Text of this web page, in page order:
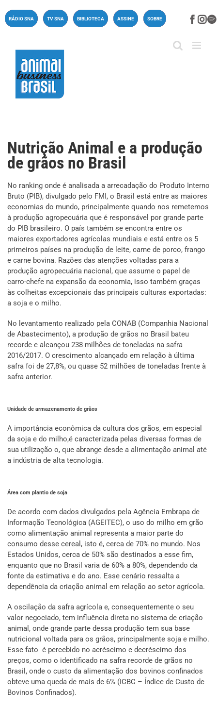
paraRÁDIO SNA TV SNA BIBLIOTECA ASSINE SOBRE
Nutrição Animal e a produção
de grãos no Brasil
No ranking onde é analisada a arrecadação do Produto Interno
Bruto (PIB), divulgado pelo FMI, o Brasil está entre as maiores
economias do mundo, principalmente quando nos remetemos
à produção agropecuária que é responsável por grande parte
do PIB brasileiro. O país também se encontra entre os
maiores exportadores agrícolas mundiais e está entre os 5
primeiros países na produção de leite, carne de porco, frango
e carne bovina. Razões das atenções voltadas para a
produção agropecuária nacional, que assume o papel de
carro-chefe na expansão da economia, isso também graças
às colheitas excepcionais das principais culturas exportadas:
a soja e o milho.
No levantamento realizado pela CONAB (Companhia Nacional
de Abastecimento), a produção de grãos no Brasil bateu
recorde e alcançou 238 milhões de toneladas na safra
2016/2017. O crescimento alcançado em relação à última
safra foi de 27,8%, ou quase 52 milhões de toneladas frente à
safra anterior.
Unidade de armazenamento de grãos
A importância econômica da cultura dos grãos, em especial
da soja e do milho,é caracterizada pelas diversas formas de
sua utilização o, que abrange desde a alimentação animal até
a indústria de alta tecnologia.
Área com plantio de soja
De acordo com dados divulgados pela Agência Embrapa de
Informação Tecnológica (AGEITEC), o uso do milho em grão
como alimentação animal representa a maior parte do
consumo desse cereal, isto é, cerca de 70% no mundo. Nos
Estados Unidos, cerca de 50% são destinados a esse fim,
enquanto que no Brasil varia de 60% a 80%, dependendo da
fonte da estimativa e do ano. Esse cenário ressalta a
dependência da criação animal em relação ao setor agrícola.
A oscilação da safra agrícola e, consequentemente o seu
valor negociado, tem influência direta no sistema de criação
animal, onde grande parte dessa produção tem sua base
nutricional voltada para os grãos, principalmente soja e milho.
Esse fato é percebido no acréscimo e decréscimo dos
preços, como o identificado na safra recorde de grãos no
Brasil, onde o custo da alimentação dos bovinos confinados
obteve uma queda de mais de 6% (ICBC – Índice de Custo de
Bovinos Confinados).